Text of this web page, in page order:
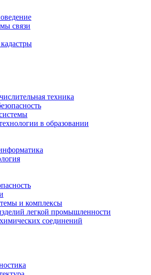
связи
техника
в образовании
и комплексы
легкой промышленности
соединений